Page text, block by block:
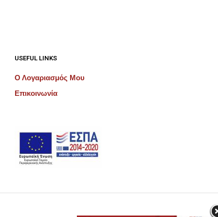
USEFUL LINKS
Ο Λογαριασμός Μου
Επικοινωνία